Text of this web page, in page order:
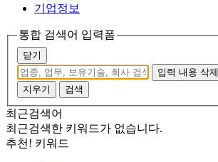
기업정보
통합 검색어 입력폼
닫기
입력 내용 삭제
지우기
검색
최근검색어
최근검색한 키워드가 없습니다.
추천! 키워드